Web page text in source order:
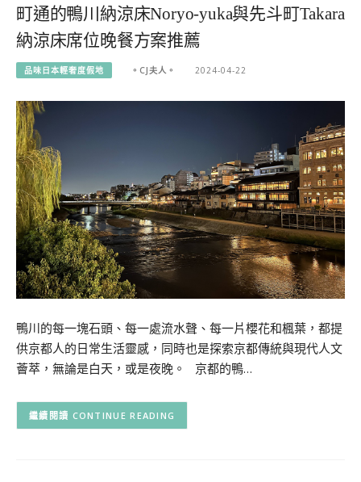
町通的鴨川納涼床Noryo-yuka與先斗町Takara
納涼床席位晚餐方案推薦
品味日本輕奢度假地 。CJ夫人。 2024-04-22
鴨川的每一塊石頭、每一處流水聲、每一片櫻花和楓葉，都提
供京都人的日常生活靈感，同時也是探索京都傳統與現代人文
薈萃，無論是白天，或是夜晚。 京都的鴨…
CONTINUE READING